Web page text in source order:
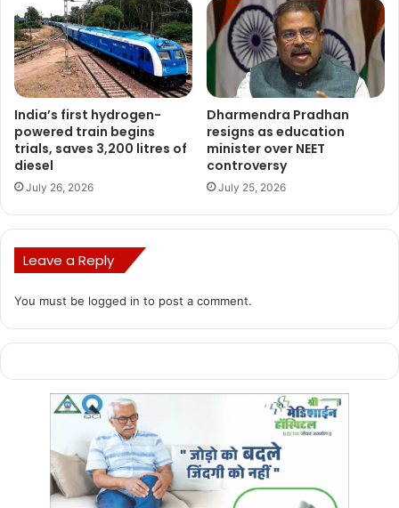
India’s first hydrogen-
powered train begins
trials, saves 3,200 litres of
diesel
July 26, 2026
Dharmendra Pradhan
resigns as education
minister over NEET
controversy
July 25, 2026
Leave a Reply
You must be logged in to post a comment.